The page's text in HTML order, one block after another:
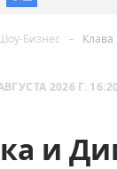
Бизнес
2026 Г. 16:20
и